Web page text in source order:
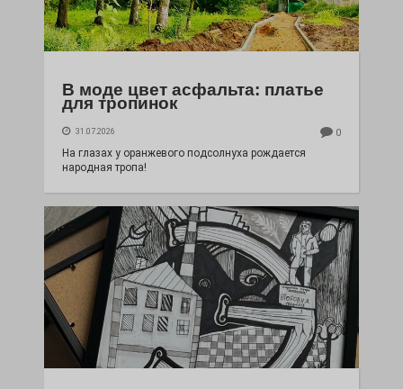
В моде цвет асфальта: платье
для тропинок
31.07.2026 0
На глазах у оранжевого подсолнуха рождается
народная тропа!